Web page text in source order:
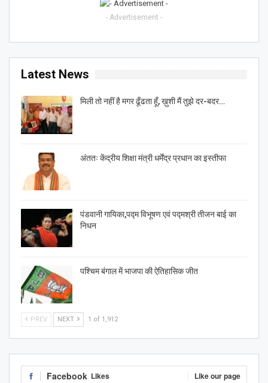
- Advertisement -
Latest News
मिली तो नहीं है मगर ढूँढता हूँ, ख़ुशी मैं तुझे दर-बदर…
अंततः केंद्रीय शिक्षा मंत्री धर्मेंद्र प्रधान का इस्तीफा
पंडवानी गायिका,पद्म विभूषण एवं पद्मश्री तीजन बाई का
निधन
पश्चिम बंगाल में भाजपा की ऐतिहासिक जीत
PREV NEXT 1 of 1,912
Facebook Likes Like our page